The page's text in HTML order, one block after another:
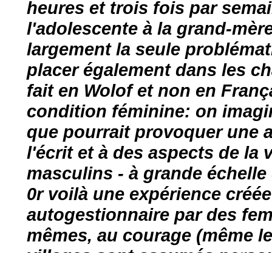
heures et trois fois par
l'adolescente à la grand-
largement la seule
placer également dans les
fait en Wolof et non en
condition féminine: on
que pourrait provoquer une
l'écrit et à des aspects de la
masculins - à grande
0r voilà une expérience
autogestionnaire par des
mêmes, au courage (même